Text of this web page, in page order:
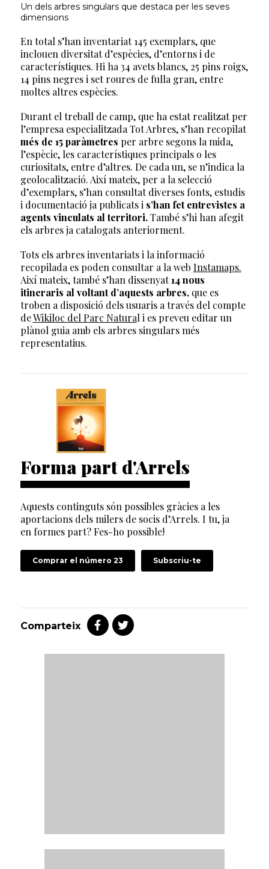
Un dels arbres singulars que destaca per les seves
dimensions
En total s’han inventariat 145 exemplars, que
inclouen diversitat d’espècies, d’entorns i de
característiques. Hi ha 34 avets blancs, 25 pins roigs,
14 pins negres i set roures de fulla gran, entre
moltes altres espècies.
Durant el treball de camp, que ha estat realitzat per
l’empresa especialitzada Tot Arbres, s’han recopilat
més de 15 paràmetres per arbre segons la mida,
l’espècie, les característiques principals o les
curiositats, entre d’altres. De cada un, se n’indica la
geolocalització. Així mateix, per a la selecció
d’exemplars, s’han consultat diverses fonts, estudis
i documentació ja publicats i s’han fet entrevistes a
agents vinculats al territori.També s’hi han afegit
els arbres ja catalogats anteriorment.
Tots els arbres inventariats i la informació
recopilada es poden consultar a la web Instamaps.
Així mateix, també s’han dissenyat14 nous
itineraris al voltant d’aquests arbres,que es
troben a disposició dels usuaris a través del compte
deWikiloc del Parc Natural i es preveu editar un
plànol guia amb els arbres singulars més
representatius.
Forma part d'Arrels
Aquests continguts són possibles gràcies a les
aportacions dels milers de socis d’Arrels. I tu, ja
en formes part? Fes-ho possible!
Comprar el número 23 Subscriu-te
Comparteix